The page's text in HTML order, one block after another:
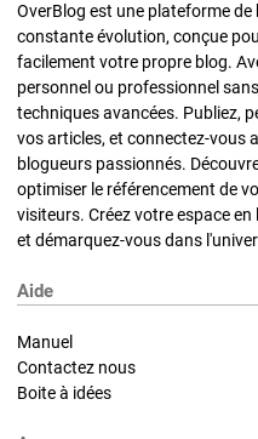
OverBlog est une plateforme de
constante évolution, conçue
facilement votre propre blog.
personnel ou professionnel
techniques avancées. Publiez,
vos articles, et connectez-vous
blogueurs passionnés.
optimiser le référencement de
visiteurs. Créez votre espace
et démarquez-vous dans
Aide
Manuel
Contactez nous
Boite à idées